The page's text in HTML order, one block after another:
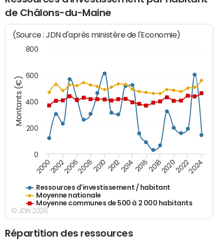
de Châlons-du-Maine
Montants (€)
(Source : JDN d'après ministère de l'Economie)
Ressources d'investissement / habitant
Moyenne nationale
Moyenne communes de 500 à 2 000 habitants
20002002200620082010 2012201420162018202020222024
0
200
400
600
800
© JDN 2026
Répartition des ressources